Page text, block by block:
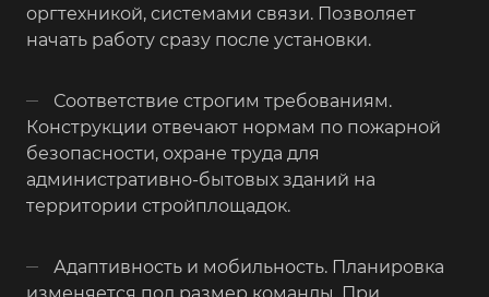
оргтехникой, системами связи. Позволяет
начать работу сразу после установки.
Соответствие строгим требованиям.
Конструкции отвечают нормам по пожарной
безопасности, охране труда для
административно-бытовых зданий на
территории стройплощадок.
Адаптивность и мобильность. Планировка